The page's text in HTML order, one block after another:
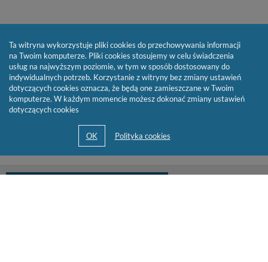
Ta witryna wykorzystuje pliki cookies do przechowywania informacji
na Twoim komputerze. Pliki cookies stosujemy w celu świadczenia
usług na najwyższym poziomie, w tym w sposób dostosowany do
indywidualnych potrzeb. Korzystanie z witryny bez zmiany ustawień
dotyczących cookies oznacza, że będą one zamieszczane w Twoim
komputerze. W każdym momencie możesz dokonać zmiany ustawień
dotyczących cookies